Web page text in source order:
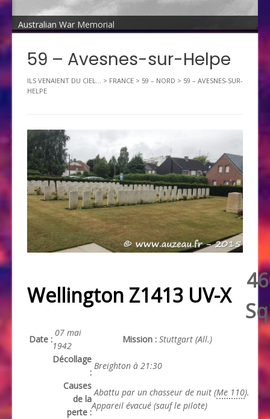
Australian War Memorial
59 – Avesnes-sur-Helpe
ILS VENAIENT DU CIEL... > FRANCE > 59 – NORD > 59 – AVESNES-SUR-
HELPE
Wellington Z1413 UV-X
Date :
07 mai
1942
Mission : Stuttgart (All.)
Décollage
:
Breighton à 21:30
Causes
de la
perte :
Abattu par un chasseur de nuit (Me 110).
Appareil évacué (sauf le pilote)